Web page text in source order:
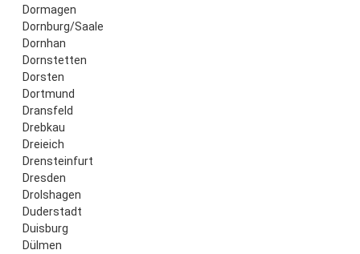
Dormagen
Dornburg/Saale
Dornhan
Dornstetten
Dorsten
Dortmund
Dransfeld
Drebkau
Dreieich
Drensteinfurt
Dresden
Drolshagen
Duderstadt
Duisburg
Dülmen